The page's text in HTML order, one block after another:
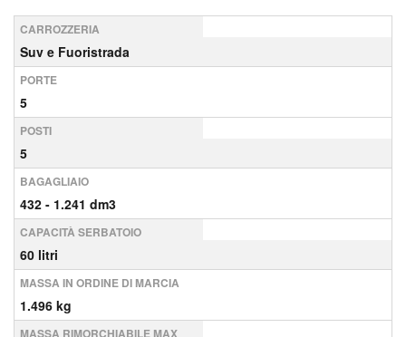
CARROZZERIA
Suv e Fuoristrada
PORTE
5
POSTI
5
BAGAGLIAIO
432 - 1.241 dm3
CAPACITÀ SERBATOIO
60 litri
MASSA IN ORDINE DI MARCIA
1.496 kg
MASSA RIMORCHIABILE MAX